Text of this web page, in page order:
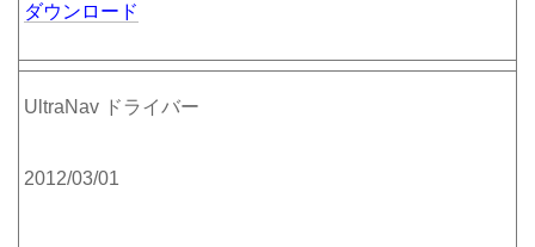
ダウンロード
UltraNav ドライバー
2012/03/01